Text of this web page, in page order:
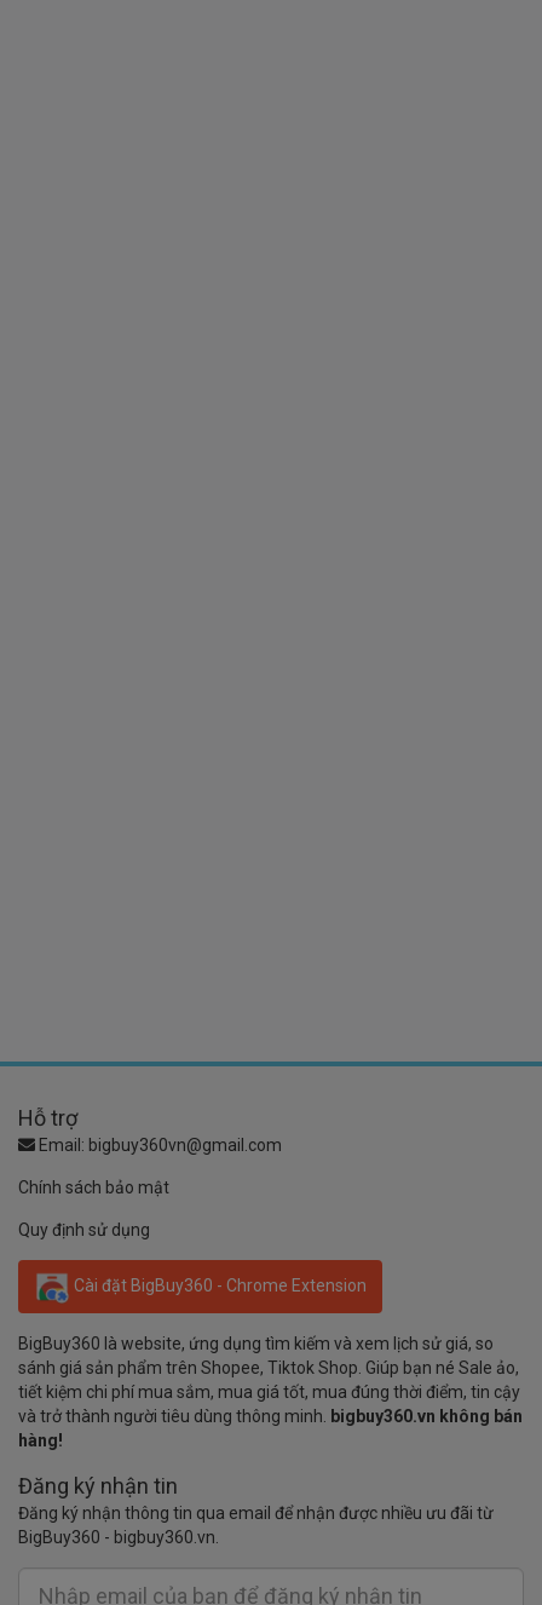
Hỗ trợ
Email: bigbuy360vn@gmail.com
Chính sách bảo mật
Quy định sử dụng
Cài đặt BigBuy360 - Chrome Extension
BigBuy360 là website, ứng dụng tìm kiếm và xem lịch sử giá, so
sánh giá sản phẩm trên Shopee, Tiktok Shop. Giúp bạn né Sale ảo,
tiết kiệm chi phí mua sắm, mua giá tốt, mua đúng thời điểm, tin cậy
và trở thành người tiêu dùng thông minh.
bigbuy360.vn không bán
hàng!
Đăng ký nhận tin
Đăng ký nhận thông tin qua email để nhận được nhiều ưu đãi từ
BigBuy360 - bigbuy360.vn.